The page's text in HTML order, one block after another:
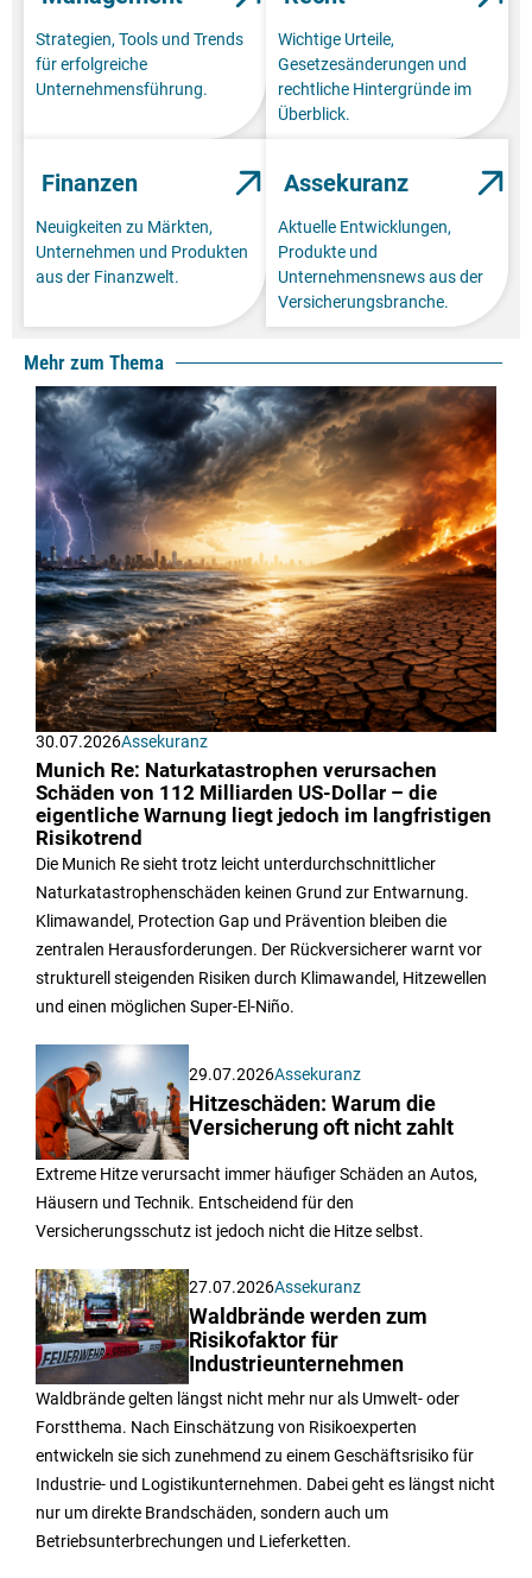
Strategien, Tools und Trends
für erfolgreiche
Unternehmensführung.
Wichtige Urteile,
Gesetzesänderungen und
rechtliche Hintergründe im
Überblick.
Finanzen
Neuigkeiten zu Märkten,
Unternehmen und Produkten
aus der Finanzwelt.
Assekuranz
Aktuelle Entwicklungen,
Produkte und
Unternehmensnews aus der
Versicherungsbranche.
Mehr zum Thema
30.07.2026Assekuranz
Munich Re: Naturkatastrophen verursachen
Schäden von 112 Milliarden US-Dollar – die
eigentliche Warnung liegt jedoch im langfristigen
Risikotrend
Die Munich Re sieht trotz leicht unterdurchschnittlicher
Naturkatastrophenschäden keinen Grund zur Entwarnung.
Klimawandel, Protection Gap und Prävention bleiben die
zentralen Herausforderungen. Der Rückversicherer warnt vor
strukturell steigenden Risiken durch Klimawandel, Hitzewellen
und einen möglichen Super-El-Niño.
29.07.2026Assekuranz
Hitzeschäden: Warum die
Versicherung oft nicht zahlt
Extreme Hitze verursacht immer häufiger Schäden an Autos,
Häusern und Technik. Entscheidend für den
Versicherungsschutz ist jedoch nicht die Hitze selbst.
27.07.2026Assekuranz
Waldbrände werden zum
Risikofaktor für
Industrieunternehmen
Waldbrände gelten längst nicht mehr nur als Umwelt- oder
Forstthema. Nach Einschätzung von Risikoexperten
entwickeln sie sich zunehmend zu einem Geschäftsrisiko für
Industrie- und Logistikunternehmen. Dabei geht es längst nicht
nur um direkte Brandschäden, sondern auch um
Betriebsunterbrechungen und Lieferketten.